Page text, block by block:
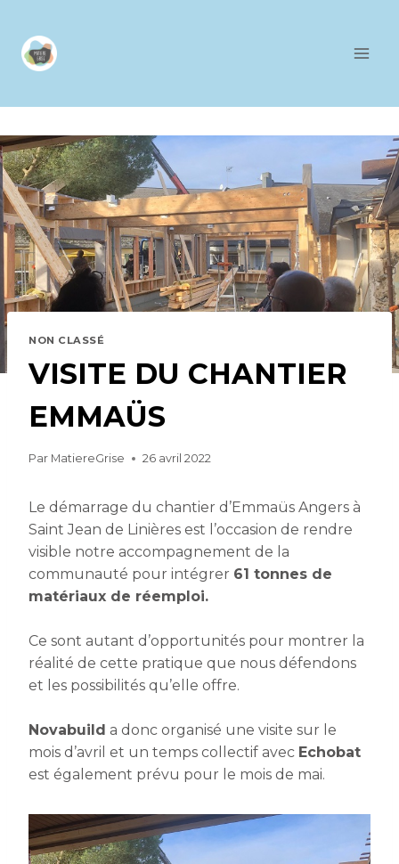
contenu
NON CLASSÉ
VISITE DU CHANTIER
EMMAÜS
Par MatiereGrise 26 avril 2022
Le démarrage du chantier d’Emmaüs Angers à
Saint Jean de Linières est l’occasion de rendre
visible notre accompagnement de la
communauté pour intégrer 61 tonnes de
matériaux de réemploi.
Ce sont autant d’opportunités pour montrer la
réalité de cette pratique que nous défendons
et les possibilités qu’elle offre.
Novabuild a donc organisé une visite sur le
mois d’avril et un temps collectif avec Echobat
est également prévu pour le mois de mai.